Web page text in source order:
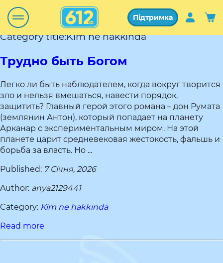
Підтримка
Category title:Kim ne hakkında
Трудно быть Богом
Легко ли быть наблюдателем, когда вокруг творится
зло и нельзя вмешаться, навести порядок,
защитить? Главный герой этого романа – дон Румата
(землянин Антон), который попадает на планету
Арканар с экспериментальным миром. На этой
планете царит средневековая жестокость, фальшь и
борьба за власть. Но ...
Published: 7 Січня, 2026
Author: anya2129441
Category: Kim ne hakkında
Read more